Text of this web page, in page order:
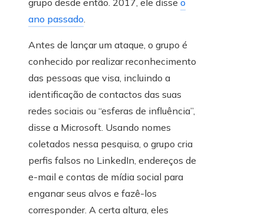
grupo desde então. 2017, ele disse o
ano passado.
Antes de lançar um ataque, o grupo é
conhecido por realizar reconhecimento
das pessoas que visa, incluindo a
identificação de contactos das suas
redes sociais ou “esferas de influência”,
disse a Microsoft. Usando nomes
coletados nessa pesquisa, o grupo cria
perfis falsos no LinkedIn, endereços de
e-mail e contas de mídia social para
enganar seus alvos e fazê-los
corresponder. A certa altura, eles